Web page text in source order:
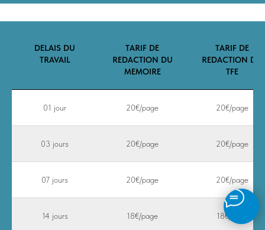
DELAIS DU
TRAVAIL
TARIF DE
REDACTION DU
MEMOIRE
TARIF DE
REDACTION DU
TFE
01 jour 20€/page 20€/page
03 jours 20€/page 20€/page
07 jours 20€/page 20€/page
14 jours 18€/page 18€/page